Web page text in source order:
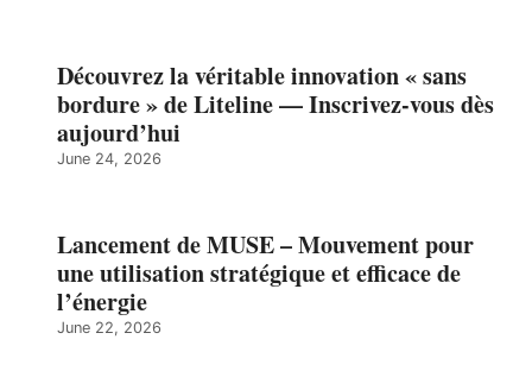
Découvrez la véritable innovation « sans
bordure » de Liteline — Inscrivez-vous dès
aujourd’hui
June 24, 2026
Lancement de MUSE – Mouvement pour
une utilisation stratégique et efficace de
l’énergie
June 22, 2026